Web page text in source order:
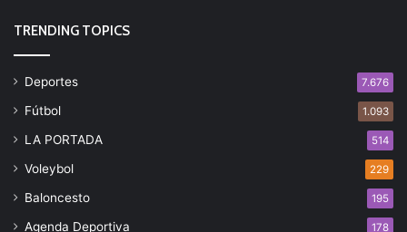
TRENDING TOPICS
Deportes 7.676
Fútbol 1.093
LA PORTADA 514
Voleybol 229
Baloncesto 195
Agenda Deportiva 178